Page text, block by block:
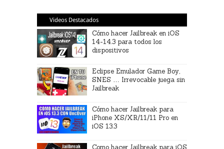
Videos Destacados
Cómo hacer Jailbreak en iOS
14-14.3 para todos los
dispositivos
Eclipse Emulador Game Boy,
SNES … Irrevocable juega sin
Jailbreak
Cómo hacer Jailbreak para
iPhone XS/XR/11/11 Pro en
iOS 13.3
Como hacer Jailbreak para iOS